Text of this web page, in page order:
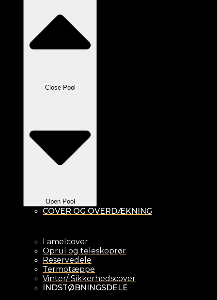
Close Pool
Open Pool
COVER OG OVERDÆKNING
Lamelcover
Oprul og teleskoprør
Reservedele
Termotæppe
Vinter/-Sikkerhedscover
INDSTØBNINGSDELE